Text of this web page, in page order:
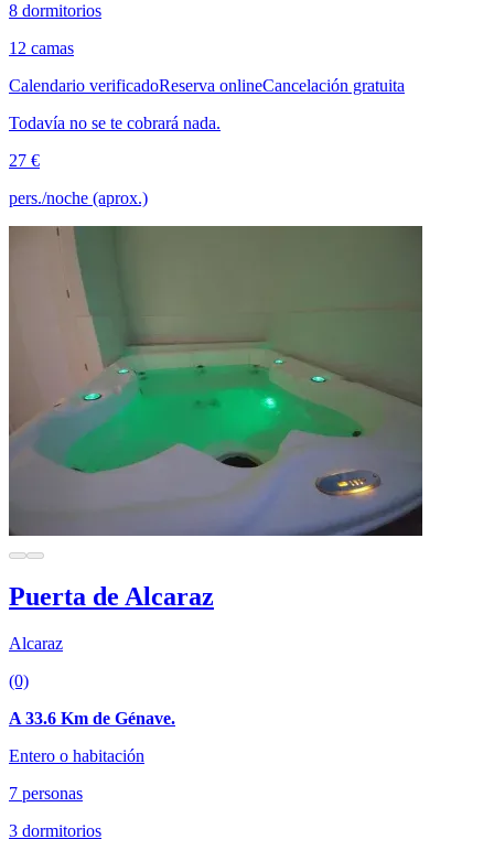
8 dormitorios
12 camas
Calendario verificadoReserva onlineCancelación gratuita
Todavía no se te cobrará nada.
27 €
pers./noche (aprox.)
Puerta de Alcaraz
Alcaraz
(0)
A 33.6 Km de Génave.
Entero o habitación
7 personas
3 dormitorios